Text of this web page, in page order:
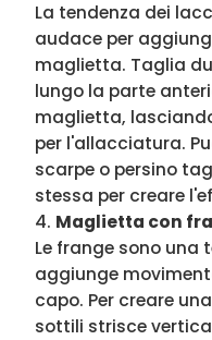
La tendenza dei
audace per
maglietta. Taglia
lungo la parte
maglietta,
per l'allacciatura.
scarpe o persino
stessa per creare
Maglietta con
Le frange sono una
aggiunge
capo. Per creare
sottili strisce